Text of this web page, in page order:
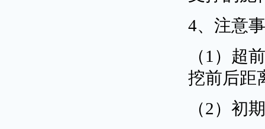
4、注意
（1）超
挖前后距
（2）初